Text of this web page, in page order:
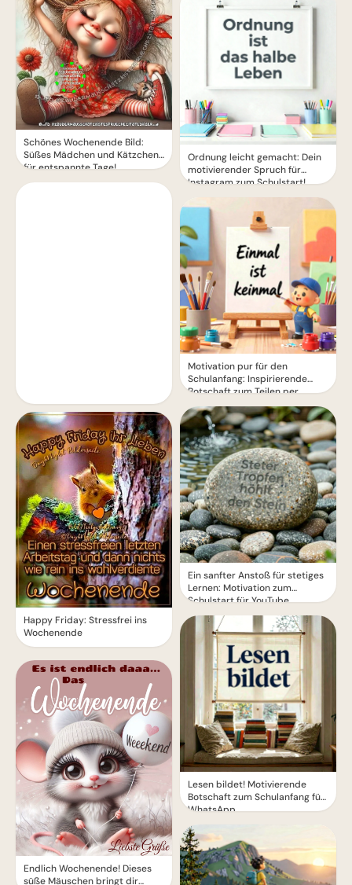
Schönes Wochenende Bild:
Süßes Mädchen und Kätzchen
für entspannte Tage!
Happy Friday: Stressfrei ins
Wochenende
Endlich Wochenende! Dieses
süße Mäuschen bringt dir
Ordnung leicht gemacht: Dein
motivierender Spruch für
Instagram zum Schulstart!
Motivation pur für den
Schulanfang: Inspirierende
Botschaft zum Teilen per
WhatsApp!
Ein sanfter Anstoß für stetiges
Lernen: Motivation zum
Schulstart für YouTube.
Lesen bildet! Motivierende
Botschaft zum Schulanfang für
WhatsApp